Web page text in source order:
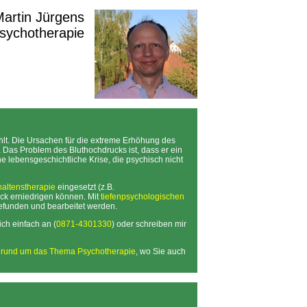
Jürgens
Die Ursachen für die extreme Erhöhung des
Problem des Bluthochdrucks ist, dass er ein
lebensgeschichtliche Krise, die psychisch nicht
eingesetzt (z.B.
erniedrigen können. Mittiefenpsychologischen
und bearbeitet werden.
einfach an (0871-4301330) oder schreiben mir
um das Thema Psychotherapie, wo Sie auch